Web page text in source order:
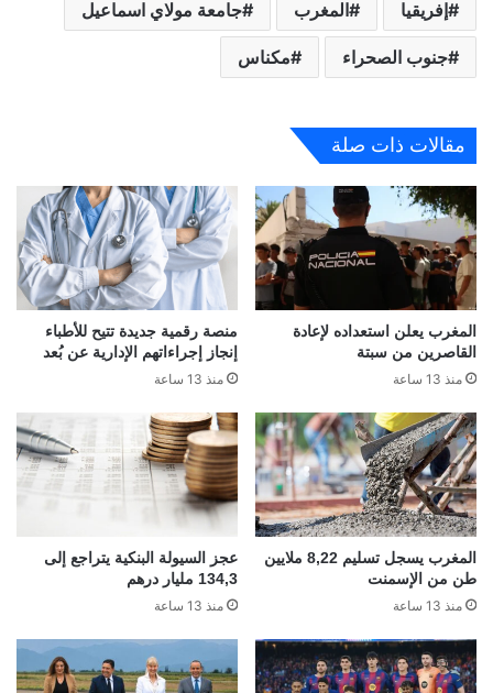
إفريقيا المغرب جامعة مولاي اسماعيل
جنوب الصحراء مكناس
مقالات ذات صلة
المغرب يعلن استعداده لإعادة
القاصرين من سبتة
منذ 13 ساعة
منصة رقمية جديدة تتيح للأطباء
إنجاز إجراءاتهم الإدارية عن بُعد
منذ 13 ساعة
المغرب يسجل تسليم 8,22 ملايين
طن من الإسمنت
منذ 13 ساعة
عجز السيولة البنكية يتراجع إلى
134,3 مليار درهم
منذ 13 ساعة